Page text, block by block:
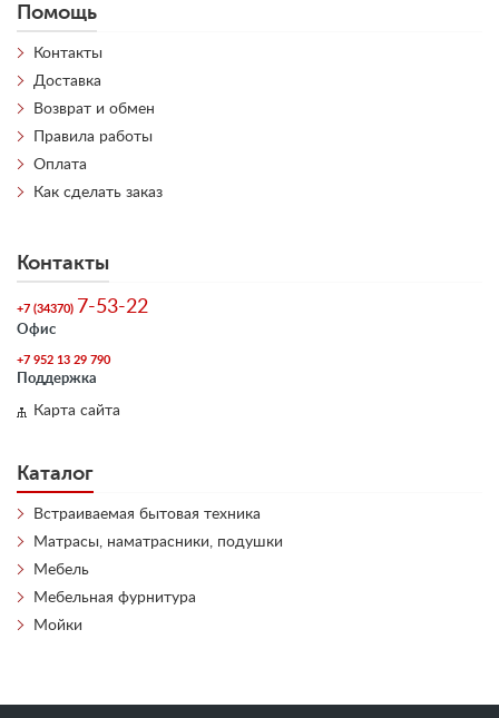
Помощь
Контакты
Доставка
Возврат и обмен
Правила работы
Оплата
Как сделать заказ
Контакты
+7 (34370) 7-53-22
Офис
+7 952 13 29 790
Поддержка
Карта сайта
Каталог
Встраиваемая бытовая техника
Матрасы, наматрасники, подушки
Мебель
Мебельная фурнитура
Мойки